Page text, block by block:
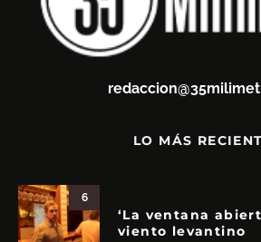
LO MÁS
6
‘La ventana
viento levantino